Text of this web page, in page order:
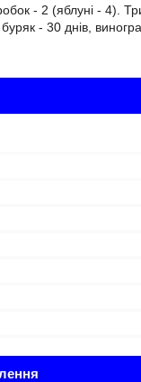
- 2 (яблуні - 4).
- 30 днів,